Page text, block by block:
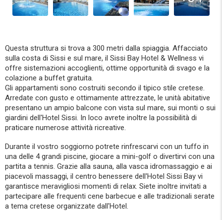
Questa struttura si trova a 300 metri dalla spiaggia. Affacciato
sulla costa di Sissi e sul mare, il Sissi Bay Hotel & Wellness vi
offre sistemazioni accoglienti, ottime opportunità di svago e la
colazione a buffet gratuita.
Gli appartamenti sono costruiti secondo il tipico stile cretese.
Arredate con gusto e ottimamente attrezzate, le unità abitative
presentano un ampio balcone con vista sul mare, sui monti o sui
giardini dell'Hotel Sissi. In loco avrete inoltre la possibilità di
praticare numerose attività ricreative.
Durante il vostro soggiorno potrete rinfrescarvi con un tuffo in
una delle 4 grandi piscine, giocare a mini-golf o divertirvi con una
partita a tennis. Grazie alla sauna, alla vasca idromassaggio e ai
piacevoli massaggi, il centro benessere dell'Hotel Sissi Bay vi
garantisce meravigliosi momenti di relax. Siete inoltre invitati a
partecipare alle frequenti cene barbecue e alle tradizionali serate
a tema cretese organizzate dall'Hotel.